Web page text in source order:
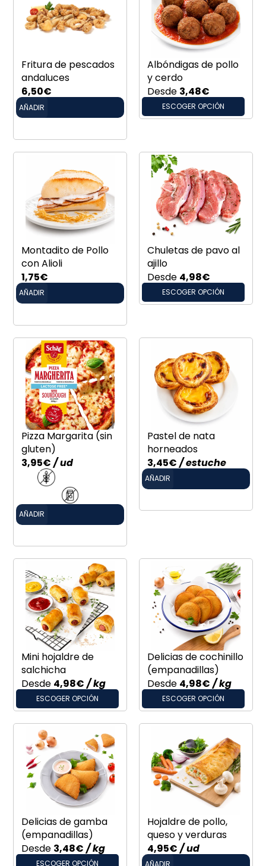
Fritura de pescados
andaluces
6,50€
AÑADIR
Albóndigas de pollo
y cerdo
Desde 3,48€
ESCOGER OPCIÓN
Montadito de Pollo
con Alioli
1,75€
AÑADIR
Chuletas de pavo al
ajillo
Desde 4,98€
ESCOGER OPCIÓN
Pizza Margarita (sin
gluten)
3,95€ / ud
AÑADIR
Pastel de nata
horneados
3,45€ / estuche
AÑADIR
Mini hojaldre de
salchicha
Desde 4,98€/ kg
ESCOGER OPCIÓN
Delicias de cochinillo
(empanadillas)
Desde 4,98€/ kg
ESCOGER OPCIÓN
Delicias de gamba
(empanadillas)
Desde 3,48€/ kg
ESCOGER OPCIÓN
Hojaldre de pollo,
queso y verduras
4,95€/ ud